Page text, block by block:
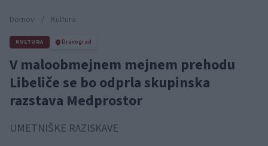
Domov / Kultura
KULTURA Dravograd
V maloobmejnem mejnem prehodu
Libeliče se bo odprla skupinska
razstava Medprostor
UMETNIŠKE RAZISKAVE